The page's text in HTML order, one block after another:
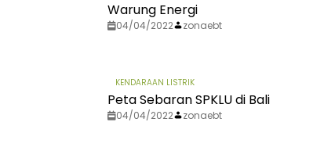
Warung Energi
04/04/2022 zonaebt
KENDARAAN LISTRIK
Peta Sebaran SPKLU di Bali
04/04/2022 zonaebt